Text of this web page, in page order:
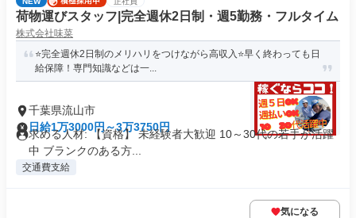
荷物運びスタッフ|完全週休2日制・週5勤務・フルタイム
株式会社味菜
⭐️完全週休2日制のメリハリをつけながら高収入⭐️早く終わっても日
給保障！専門知識などは一...
千葉県流山市
日給1万3000円～3万3750円
求める人材: 【資格】 未経験者大歓迎 10～30代の若手が活躍
中 ブランクのある方...
交通費支給
気になる